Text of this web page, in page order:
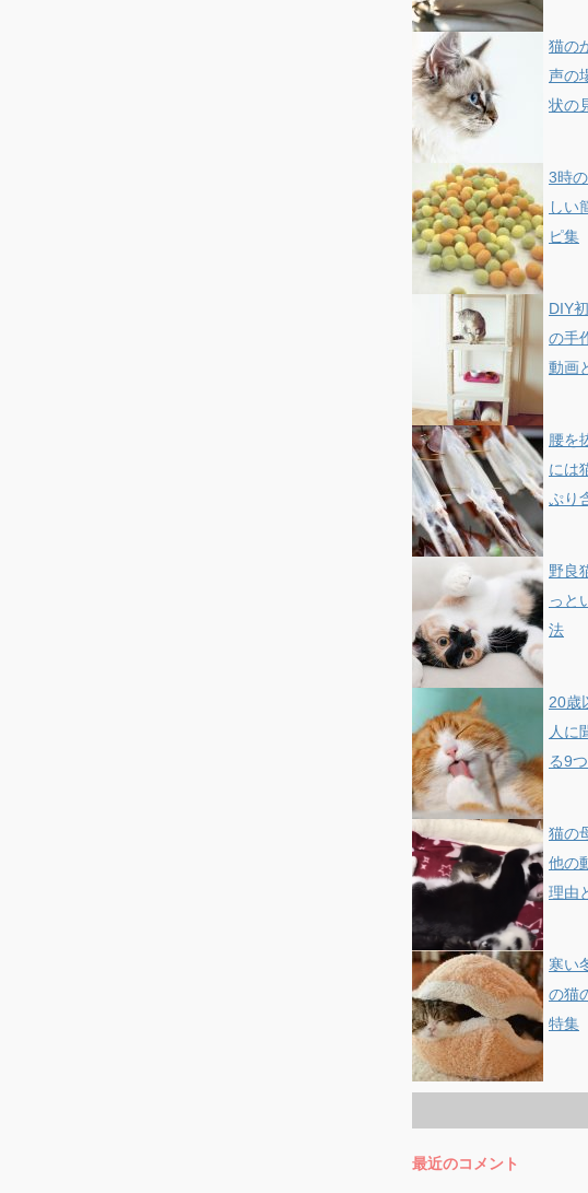
猫の
声の
状の
3時
しい
ピ集
DIY
の手
動画
腰を
には
ぷり
野良
っと
法
20歳
人に
る9
猫の
他の
理由
寒い
の猫
特集
最近のコメント